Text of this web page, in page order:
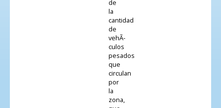
de
la
cantidad
de
vehÃ­
culos
pesados
que
circulan
por
la
zona,